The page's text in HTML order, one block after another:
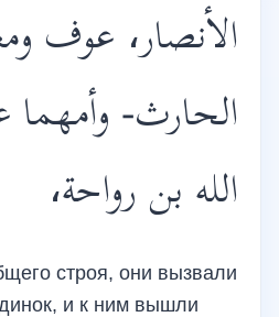
الأنصار، عوف
الحارث- وأمهما
الله بن رواحة،
строя, они вызвали
и к ним вышли